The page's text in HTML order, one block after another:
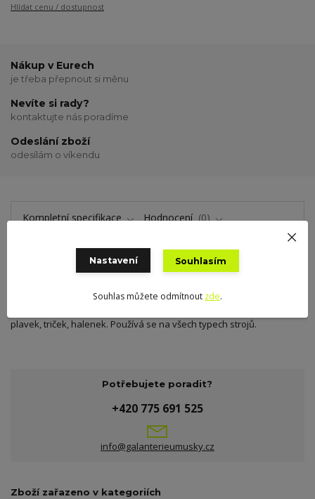
Hlídat cenu / dostupnost
Nákup v Eurech
je třeba přepnout si měnu
Nevíte si rady?
kontaktujte nás poradíme
Odeslání zboží
odesílám o víkendu
Kompletní specifikace Hodnocení 0
plavek, triček, halenek. Používá se na všech typech strojů.
Potřebujete poradit?
+420 775 691 525
info@galanterieumusky.cz
Zboží zařazeno v kategoriích
Nastavení Souhlasím
Souhlas můžete odmítnout zde.